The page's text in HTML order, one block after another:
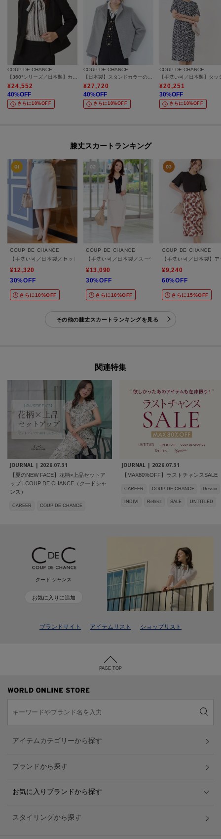
COUP DE CHANCE
【360°シリーズ／日本製】カラーレスジャケット
¥24,552
40%OFF
さらに10%OFF
COUP DE CHANCE
【日本製】スタンドカラーのショート丈コート
¥27,720
40%OFF
さらに10%OFF
COUP DE CHANCE
¥20,251
30%OFF
さらに10%OFF
膝丈スカートランキング
COUP DE CHANCE
【手洗い可／日本製／セットアップ可】リネンライク タイトスカート
¥12,320
30%OFF
さらに10%OFF
COUP DE CHANCE
【手洗い可／日本製／スーツ可】麻調合繊タイトスカー
¥13,090
30%OFF
さらに10%OFF
COUP DE CHANCE
【手洗い可／日本製】
¥9,240
60%OFF
さらに15%OFF
その他の膝丈スカートランキングを見る
関連特集
JOURNAL | 2026.07.31
【夏のNEW FACE】花柄×上品セットア
ップ | COUP DE CHANCE（クードシャ
ンス）
CAREER COUP DE CHANCE
JOURNAL | 2026.07.31
【MAX80%OFF】ラストチャンスSALE
CAREER COUP DE CHANCE Dessin
INDIVI Reflect SALE UNTITLED
クード シャンス
お気に入りに追加
ブランドサイト アイテムリスト ショップリスト
PAGE TOP
アイテムカテゴリーから探す
ブランドから探す
お気に入りブランドから探す
スタイリングから探す